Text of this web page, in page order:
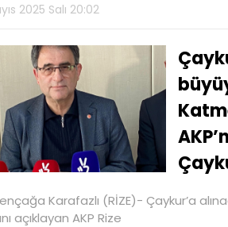
2025 Salı 20:02
Karafazlı (RİZE)- Çaykur’a
açıklayan AKP Rize